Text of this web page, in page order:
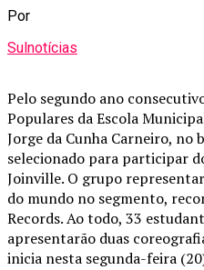
Por
Sulnotícias
Pelo segundo ano
Populares da Escola
Jorge da Cunha Carneiro, no
selecionado para participar
Joinville. O grupo
do mundo no segmento,
Records. Ao todo, 33
apresentarão duas
inicia nesta segunda-feira